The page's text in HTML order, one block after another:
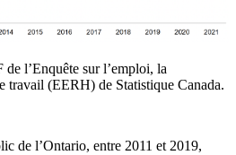
l’Enquête sur l’emploi, la
travail (EERH) de Statistique Canada.
de l’Ontario, entre 2011 et 2019,